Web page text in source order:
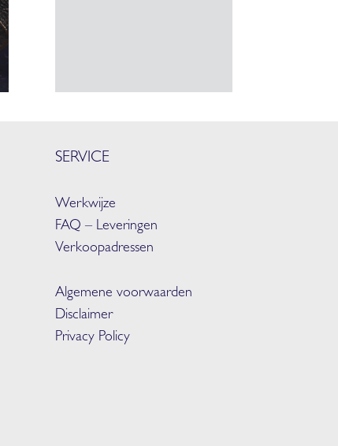
SERVICE
Werkwijze
FAQ – Leveringen
Verkoopadressen
Algemene voorwaarden
Disclaimer
Privacy Policy